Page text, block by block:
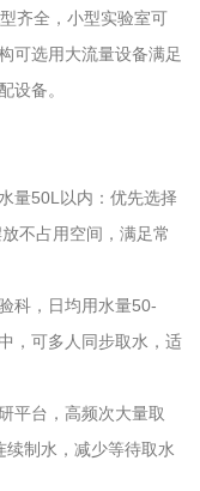
齐全，小型实验室可
可选用大流量设备满足
设备。
50L以内：优先选择
不占用空间，满足常
科，日均用水量50-
，可多人同步取水，适
台，高频次大量取
制水，减少等待取水